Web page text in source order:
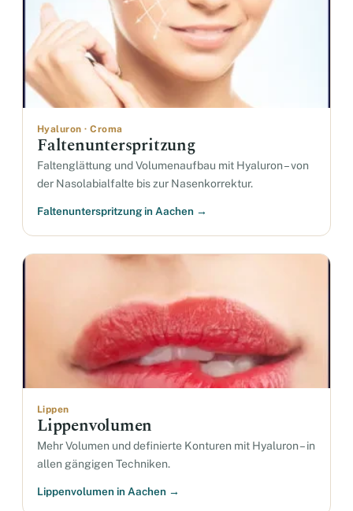
Hyaluron · Croma
Faltenunterspritzung
Faltenglättung und Volumenaufbau mit Hyaluron – von
der Nasolabialfalte bis zur Nasenkorrektur.
Faltenunterspritzung in Aachen →
Lippen
Lippenvolumen
Mehr Volumen und definierte Konturen mit Hyaluron – in
allen gängigen Techniken.
Lippenvolumen in Aachen →